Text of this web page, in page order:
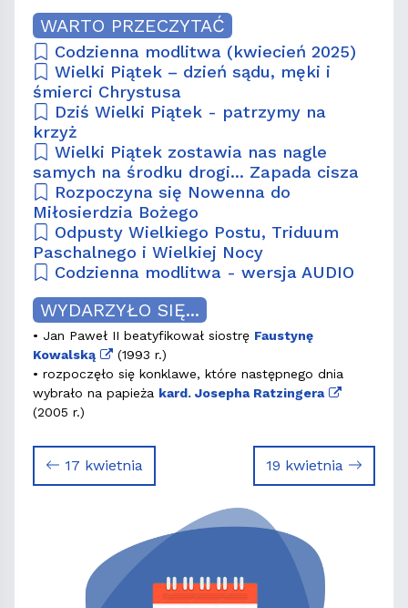
WARTO PRZECZYTAĆ
Codzienna modlitwa (kwiecień 2025)
Wielki Piątek – dzień sądu, męki i
śmierci Chrystusa
Dziś Wielki Piątek - patrzymy na
krzyż
Wielki Piątek zostawia nas nagle
samych na środku drogi... Zapada cisza
Rozpoczyna się Nowenna do
Miłosierdzia Bożego
Odpusty Wielkiego Postu, Triduum
Paschalnego i Wielkiej Nocy
Codzienna modlitwa - wersja AUDIO
WYDARZYŁO SIĘ...
• Jan Paweł II beatyfikował siostrę Faustynę
Kowalską
(1993 r.)
• rozpoczęło się konklawe, które następnego dnia
wybrało na papieża kard. Josepha Ratzingera
(2005 r.)
17 kwietnia 19 kwietnia